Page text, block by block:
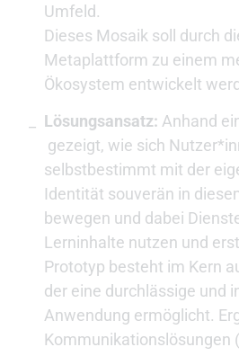
Umfeld.
Dieses Mosaik soll durch
Metaplattform zu einem
Ökosystem entwickelt
Lösungsansatz: Anhand
gezeigt, wie sich
selbstbestimmt mit der
Identität souverän in
bewegen und dabei
Lerninhalte nutzen und
Prototyp besteht im Kern
der eine durchlässige und
Anwendung ermöglicht.
Kommunikationslösungen